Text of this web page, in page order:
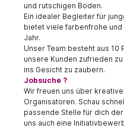
und rutschigen Böden.
Ein idealer Begleiter für
bietet viele farbenfrohe
Jahr.
Unser Team besteht aus 10
unsere Kunden zufrieden
ins Gesicht zu zaubern.
Jobsuche ?
Wir freuen uns über
Organisatoren. Schau
passende Stelle für dich
uns auch eine